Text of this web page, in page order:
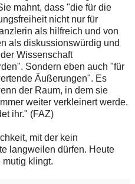
mahnt, dass "die für die
nicht nur für
als hilfreich und von
als diskussionswürdig und
Wissenschaft
Sondern eben auch "für
Äußerungen". Es
der Raum, in dem sie
weiter verkleinert werde.
ihr." (FAZ)
mit der kein
langweilen dürfen. Heute
klingt.